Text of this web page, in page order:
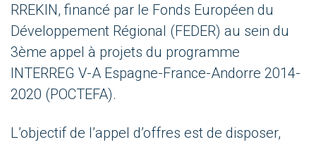
RREKIN, financé par le Fonds Européen du
Développement Régional (FEDER) au sein du
3ème appel à projets du programme
INTERREG V-A Espagne-France-Andorre 2014-
2020 (POCTEFA).
L’objectif de l’appel d’offres est de disposer,